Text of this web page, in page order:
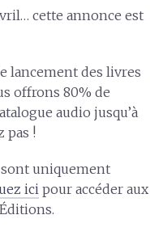
cette annonce est
lancement des livres
offrons 80% de
audio jusqu’à
pas !
uniquement
ici pour accéder aux